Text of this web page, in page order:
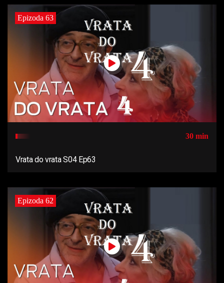
Epizoda 63
30 min
Vrata do vrata S04 Ep63
Epizoda 62